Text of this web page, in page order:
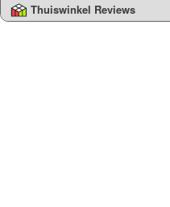
Thuiswinkel Reviews